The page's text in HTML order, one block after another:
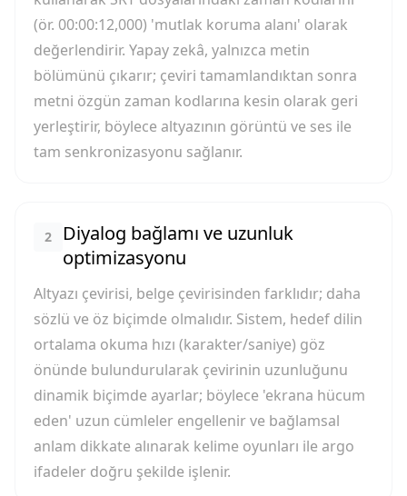
(ör. 00:00:12,000) 'mutlak koruma alanı' olarak
değerlendirir. Yapay zekâ, yalnızca metin
bölümünü çıkarır; çeviri tamamlandıktan sonra
metni özgün zaman kodlarına kesin olarak geri
yerleştirir, böylece altyazının görüntü ve ses ile
tam senkronizasyonu sağlanır.
2
Diyalog bağlamı ve uzunluk
optimizasyonu
Altyazı çevirisi, belge çevirisinden farklıdır; daha
sözlü ve öz biçimde olmalıdır. Sistem, hedef dilin
ortalama okuma hızı (karakter/saniye) göz
önünde bulundurularak çevirinin uzunluğunu
dinamik biçimde ayarlar; böylece 'ekrana hücum
eden' uzun cümleler engellenir ve bağlamsal
anlam dikkate alınarak kelime oyunları ile argo
ifadeler doğru şekilde işlenir.